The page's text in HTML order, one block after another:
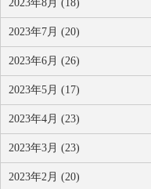
2023年8月 (18)
2023年7月 (20)
2023年6月 (26)
2023年5月 (17)
2023年4月 (23)
2023年3月 (23)
2023年2月 (20)